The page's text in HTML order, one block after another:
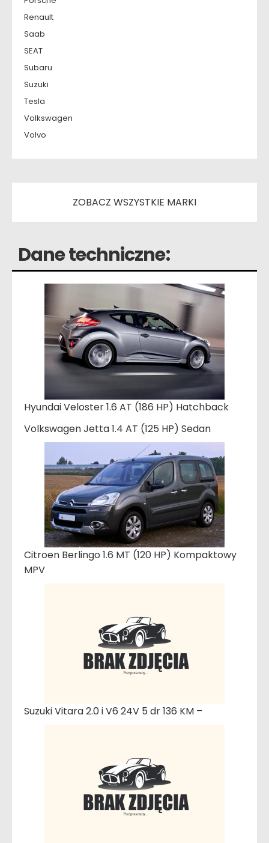
Renault
Saab
SEAT
Subaru
Suzuki
Tesla
Volkswagen
Volvo
ZOBACZ WSZYSTKIE MARKI
Dane techniczne:
Hyundai Veloster 1.6 AT (186 HP) Hatchback
Volkswagen Jetta 1.4 AT (125 HP) Sedan
Citroen Berlingo 1.6 MT (120 HP) Kompaktowy
MPV
Suzuki Vitara 2.0 i V6 24V 5 dr 136 KM –